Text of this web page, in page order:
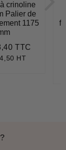
crinoline
Palier de
1175
TTC
HT